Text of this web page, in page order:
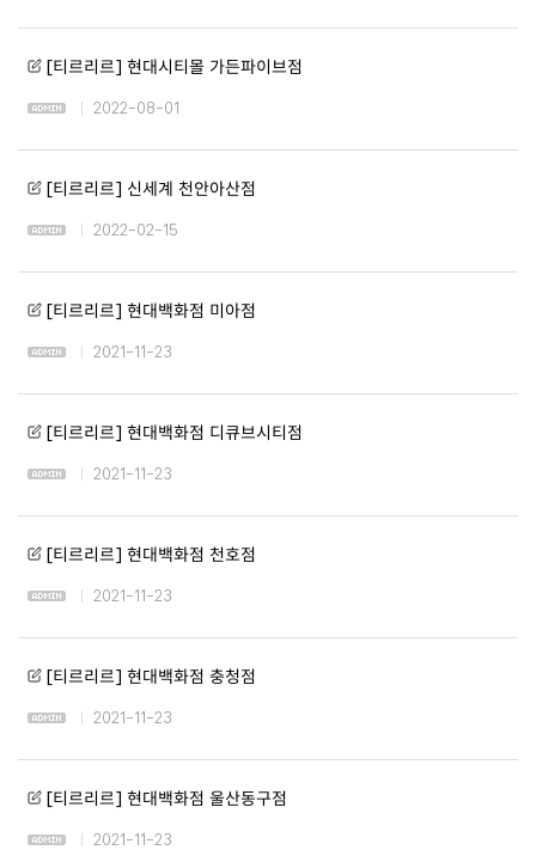
[티르리르] 현대시티몰 가든파이브점
2022-08-01
[티르리르] 신세계 천안아산점
2022-02-15
[티르리르] 현대백화점 미아점
2021-11-23
[티르리르] 현대백화점 디큐브시티점
2021-11-23
[티르리르] 현대백화점 천호점
2021-11-23
[티르리르] 현대백화점 충청점
2021-11-23
[티르리르] 현대백화점 울산동구점
2021-11-23